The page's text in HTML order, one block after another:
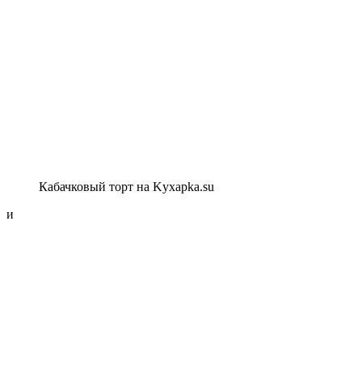
Кабачковый торт на Kyxapka.su
и